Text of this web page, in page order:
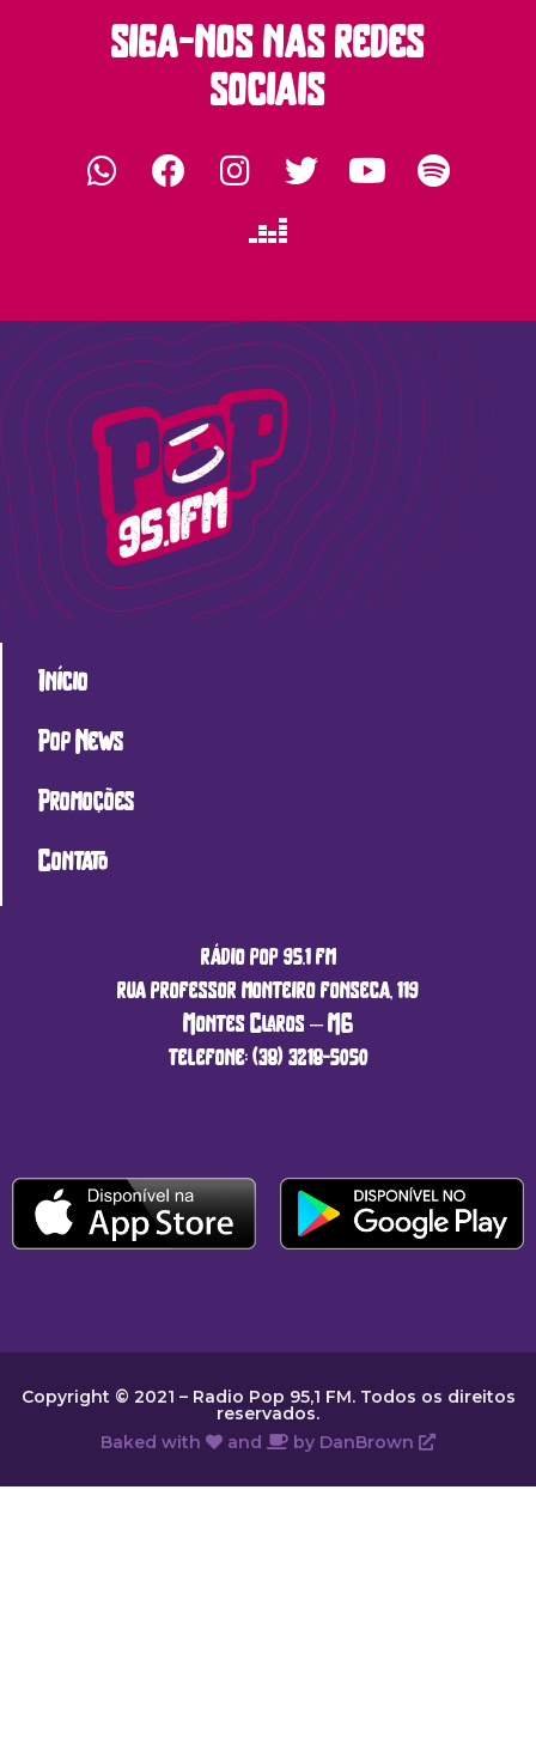
siga-nos nas redes
sociais
Início
Pop News
Promoções
Contato
rádio pop 95.1 fm
rua professor monteiro fonseca, 119
Montes Claros – MG
telefone: (38) 3218-5050
Copyright © 2021 – Radio Pop 95,1 FM. Todos os direitos
reservados.
Baked with
and by DanBrown